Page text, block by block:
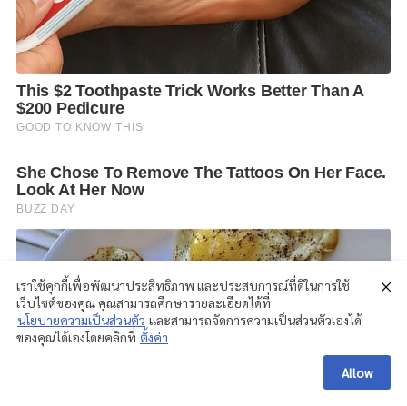
เราใช้คุกกี้เพื่อพัฒนาประสิทธิภาพ และประสบการณ์ที่ดีในการใช้
เว็บไซต์ของคุณ คุณสามารถศึกษารายละเอียดได้ที่
นโยบายความเป็นส่วนตัว และสามารถจัดการความเป็นส่วนตัวเองได้
ของคุณได้เองโดยคลิกที่ ตั้งค่า
Allow